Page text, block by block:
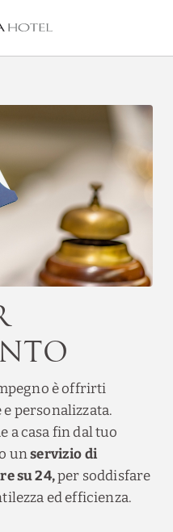
è offrirti
personalizzata.
a casa fin dal tuo
unservizio di
su 24,per soddisfare
ed efficienza.